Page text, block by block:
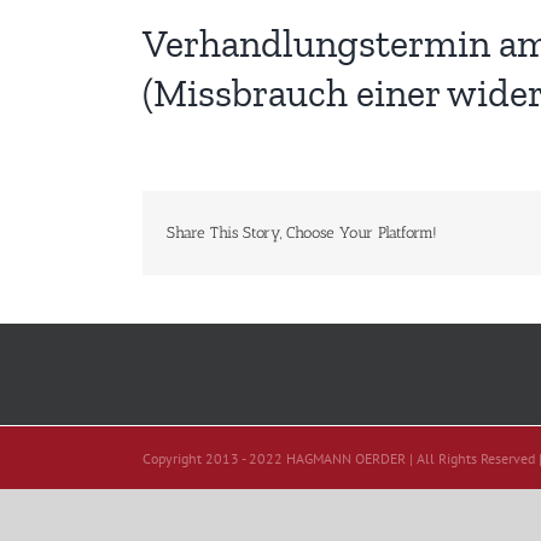
Verhandlungstermin am
(Missbrauch einer
Share This Story, Choose Your Platform!
Copyright 2013 - 2022 HAGMANN OERDER | All Rights Reserved |